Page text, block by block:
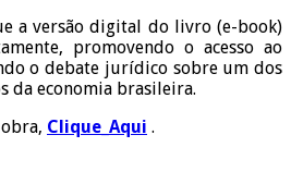
a versão digital do livro (e-book)
promovendo o acesso ao
o debate jurídico sobre um dos
da economia brasileira.
Clique_Aqui .